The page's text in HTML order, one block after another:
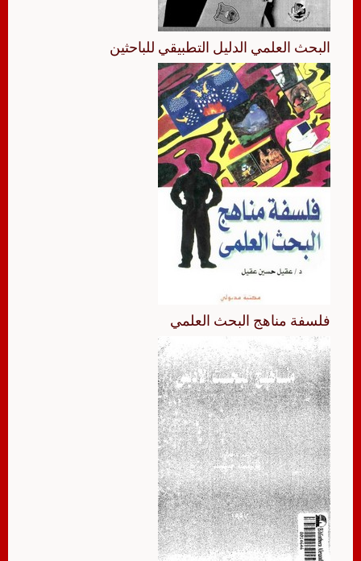
البحث العلمي الدليل التطبيقي للباحثين
فلسفة مناهج البحث العلمي